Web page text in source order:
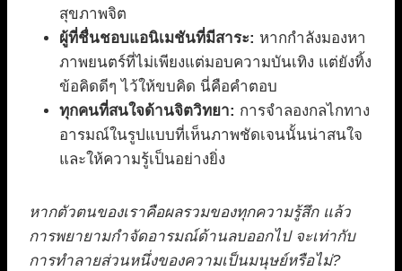
สุขภาพจิต
ผู้ที่ชื่นชอบแอนิเมชันที่มีสาระ: หากกำลังมองหา
ภาพยนตร์ที่ไม่เพียงแต่มอบความบันเทิง แต่ยังทิ้ง
ข้อคิดดีๆ ไว้ให้ขบคิด นี่คือคำตอบ
ทุกคนที่สนใจด้านจิตวิทยา: การจำลองกลไกทาง
อารมณ์ในรูปแบบที่เห็นภาพชัดเจนนั้นน่าสนใจ
และให้ความรู้เป็นอย่างยิ่ง
หากตัวตนของเราคือผลรวมของทุกความรู้สึก แล้ว
การพยายามกำจัดอารมณ์ด้านลบออกไป จะเท่ากับ
การทำลายส่วนหนึ่งของความเป็นมนุษย์หรือไม่?